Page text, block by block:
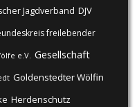
Jagdverband DJV
freilebender
e.V. Gesellschaft
Goldenstedter Wölfin
Herdenschutz